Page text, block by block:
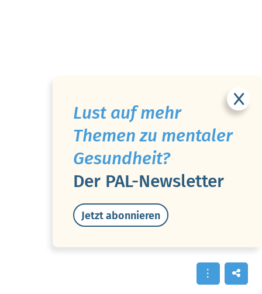
Lust auf mehr
Themen zu mentaler
Gesundheit?
Der PAL-Newsletter
Jetzt abonnieren